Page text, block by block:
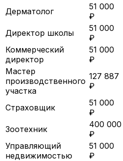
Дерматолог
51 000
₽
Директор школы
51 000
₽
Коммерческий
директор
51 000
₽
Мастер
производственного
участка
127 887
₽
Страховщик
51 000
₽
Зоотехник
400 000
₽
Управляющий
недвижимостью
51 000
₽